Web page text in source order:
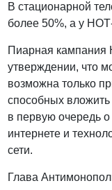
В стационарной
более 50%, а у
Пиарная кампания
утверждении, что
возможна только
способных
в первую очередь о
интернете и
сети.
Глава